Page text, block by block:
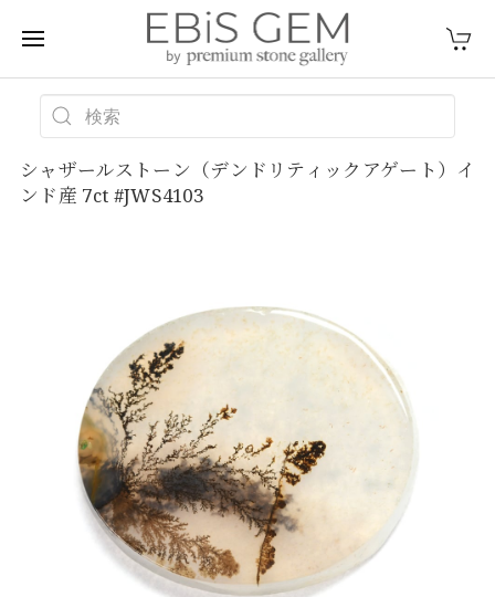
シャザールストーン（デンドリティックアゲート）イ
ンド産 7ct #JWS4103